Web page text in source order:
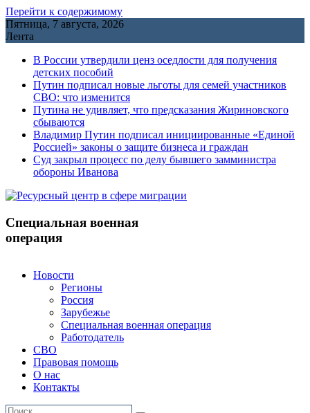
Перейти к содержимому
Пятница, 7 августа, 2026
Лента
В России утвердили ценз оседлости для получения
детских пособий
Путин подписал новые льготы для семей участников
СВО: что изменится
Путина не удивляет, что предсказания Жириновского
сбываются
Владимир Путин подписал инициированные «Единой
Россией» законы о защите бизнеса и граждан
Cуд закрыл процесс по делу бывшего замминистра
обороны Иванова
Специальная военная
операция
Новости
Регионы
Россия
Зарубежье
Специальная военная операция
Работодатель
СВО
Правовая помощь
О нас
Контакты